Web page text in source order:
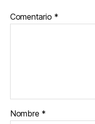
Comentario *
Nombre *